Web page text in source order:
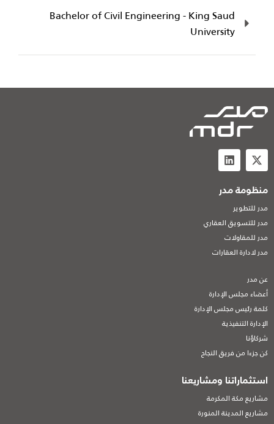
Bachelor of Civil Engineering - King Saud
University
منظومة مدر
مدر للتطوير
مدر للتسويق العقاري
مدر للمقاولات
مدر لادارة العقارات
عن مدر
أعضاء مجلس الإدارة
كلمة رئيس مجلس الإدارة
الإدارة التنفيذية
شركاؤنا
كن جزءا من فريق النجاح
استثماراتنا ومشاريعنا
مشاريع مكة المكرمة
مشاريع المدينة المنورة